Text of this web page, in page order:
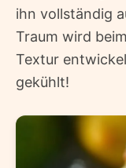
ihn vollständig
Traum wird
Textur
gekühlt!